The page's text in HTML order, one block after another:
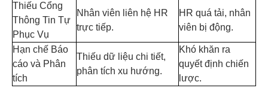
Thiếu Cổng
Thông Tin Tự
Phục Vụ
Nhân viên liên hệ HR
trực tiếp.
HR quá tải, nhân
viên bị động.
Hạn chế Báo
cáo và Phân
tích
Thiếu dữ liệu chi tiết,
phân tích xu hướng.
Khó khăn ra
quyết định chiến
lược.